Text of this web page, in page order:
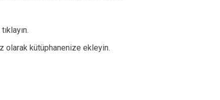
olarak kütüphanenize ekleyin.